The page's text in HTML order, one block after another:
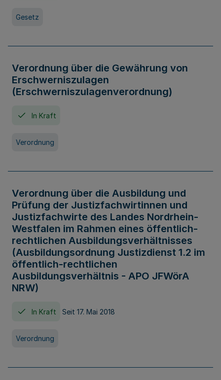
Gesetz
Verordnung über die Gewährung von
Erschwerniszulagen
(Erschwerniszulagenverordnung)
In Kraft
Verordnung
Verordnung über die Ausbildung und
Prüfung der Justizfachwirtinnen und
Justizfachwirte des Landes Nordrhein-
Westfalen im Rahmen eines öffentlich-
rechtlichen Ausbildungsverhältnisses
(Ausbildungsordnung Justizdienst 1.2 im
öffentlich-rechtlichen
Ausbildungsverhältnis - APO JFWörA
NRW)
In Kraft Seit 17. Mai 2018
Verordnung